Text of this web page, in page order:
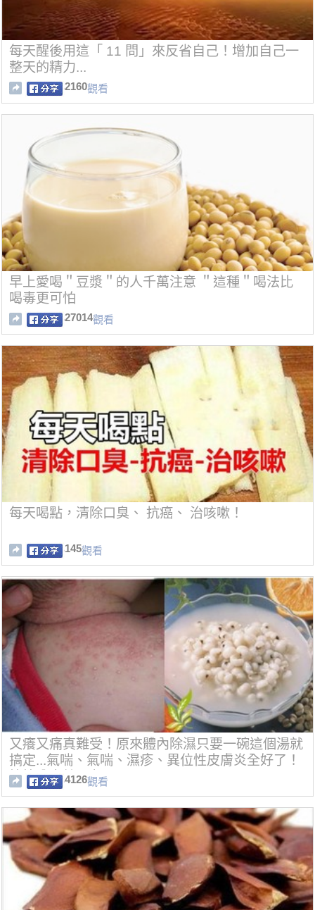
每天醒後用這「 11 問」來反省自己！增加自己一
整天的精力...
2160觀看
早上愛喝＂豆漿＂的人千萬注意 ＂這種＂喝法比
喝毒更可怕
27014觀看
每天喝點，清除口臭、 抗癌、 治咳嗽！
145觀看
又癢又痛真難受！原來體內除濕只要一碗這個湯就
搞定...氣喘、氣喘、濕疹、異位性皮膚炎全好了！
快快分享給朋友吧！
4126觀看